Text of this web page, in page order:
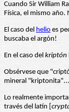
Cuando Sir William
Física, el mismo
El caso del helio es
buscaba el argón!
En el caso del kriptón
Obsérvese que
mineral
Lo realmente
través del latín [